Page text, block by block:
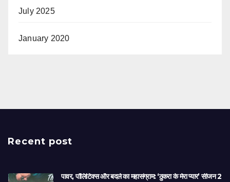
July 2025
January 2020
Recent post
पावर, पॉलिटिक्स और बदले का महासंग्राम: ‘ठुकरा के मेरा प्यार’ सीजन 2